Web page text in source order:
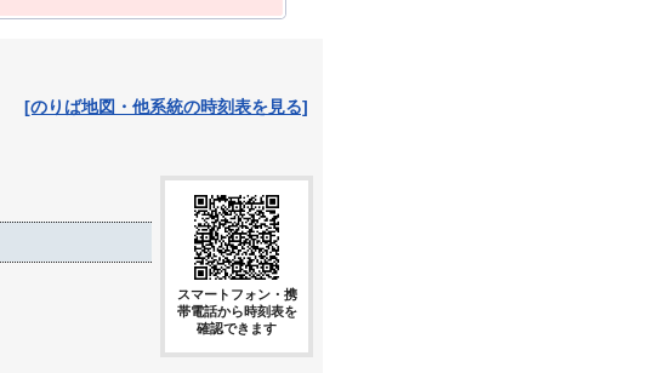
[のりば地図・他系統の時刻表を見る]
スマートフォン・携
帯電話から時刻表を
確認できます